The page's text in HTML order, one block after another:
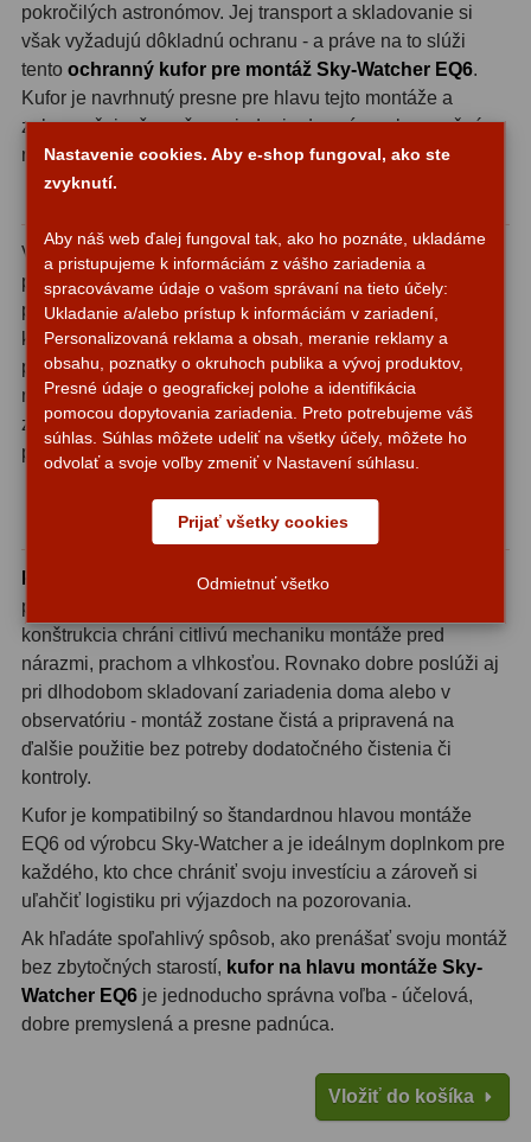
Astro príslušenstvo
Redukcia 1,25" a 2"17
Hľadáčiky
Binohlavy
Kolimátory
Svietidlá 5
Čistiace prostriedky
Púzdra a kufre
Equatoriálne EQ19
Fotografické montáže5
Statívy a piliere
Tubusové kruhy
Motorové pohony13
Lišty 8
Protizávažia3
Iné27
pokročilých astronómov. Jej transport a skladovanie si
však vyžadujú dôkladnú ochranu - a práve na to slúži
tento ochranný kufor pre montáž Sky-Watcher EQ6.
Kufor je navrhnutý presne pre hlavu tejto montáže a
zabezpečuje, že vaše zariadenie dorazí na observačné
miesto v bezchybnom stave.
Vnútro kufra je vybavené tvarovaným výrezom, ktorý
perfektne obopína hlavu montáže EQ6 a zabraňuje jej
pohybu počas prepravy. Nechýba ani praktický výrez pre
kábel a ručný ovládač (handset), takže všetko potrebné
príslušenstvo môžete mať bezpečne uložené na jednom
mieste. Nie je potrebné nič improvizovať ani pribaľovať
zvlášť - kufor je myslený ako komplexné riešenie pre
pohodlný transport.
Praktickosť pre terénne pozorovania aj
dlhodobé skladovanie
Prepravný kufor pre Sky-Watcher EQ6
pravidelne vyráža na tmavé lokality mimo mesta. Pevná
konštrukcia chráni citlivú mechaniku montáže pred
nárazmi, prachom a vlhkosťou. Rovnako dobre poslúži aj
pri dlhodobom skladovaní zariadenia doma alebo v
observatóriu - montáž zostane čistá a pripravená na
ďalšie použitie bez potreby dodatočného čistenia či
kontroly.
Kufor je kompatibilný so štandardnou hlavou montáže
EQ6 od výrobcu Sky-Watcher a je ideálnym doplnkom pre
každého, kto chce chrániť svoju investíciu a zároveň si
uľahčiť logistiku pri výjazdoch na pozorovania.
Ak hľadáte spoľahlivý spôsob, ako prenášať svoju montáž
bez zbytočných starostí, kufor na hlavu montáže Sky-
Watcher EQ6 je jednoducho správna voľba - účelová,
dobre premyslená a presne padnúca.
Vložiť do košíka
Nastavenie cookies. Aby e-shop fungoval, ako ste
zvyknutí.
Aby náš web ďalej fungoval tak, ako ho poznáte, ukladáme
a pristupujeme k informáciám z vášho zariadenia a
spracovávame údaje o vašom správaní na tieto účely:
Ukladanie a/alebo prístup k informáciám v zariadení,
Personalizovaná reklama a obsah, meranie reklamy a
obsahu, poznatky o okruhoch publika a vývoj produktov,
Presné údaje o geografickej polohe a identifikácia
pomocou dopytovania zariadenia. Preto potrebujeme váš
súhlas. Súhlas môžete udeliť na všetky účely, môžete ho
odvolať a svoje voľby zmeniť v Nastavení súhlasu.
Prijať všetky cookies
Odmietnuť všetko